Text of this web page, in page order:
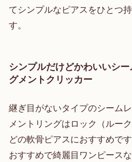
てシンプルなピアスをひとつ
す。
シンプルだけどかわいいシ
グメントクリッカー
継ぎ目がないタイプのシーム
メントリングはロック（ルー
どの軟骨ピアスにおすすめで
おすすめで綺麗目ワンピース